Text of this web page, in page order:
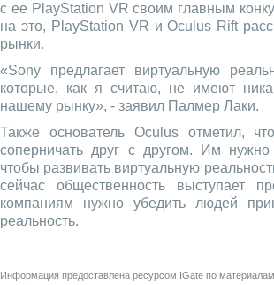
с ее PlayStation VR своим главным
на это, PlayStation VR и Oculus Rift
рынки.
«Sony предлагает виртуальную
которые, как я считаю, не имеют
нашему рынку», - заявил Палмер Лаки.
Также основатель Oculus отметил,
соперничать друг с другом. Им нужно
чтобы развивать виртуальную
сейчас общественность выступает
компаниям нужно убедить людей
реальность.
Информация предоставлена ресурсом IGate по материалам